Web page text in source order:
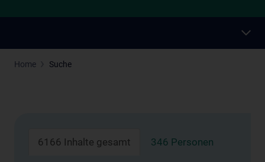
Home Suche
6166 Inhalte gesamt 346 Personen